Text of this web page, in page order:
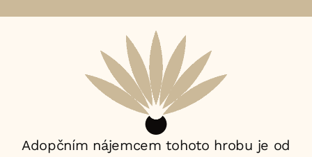
nájemce:
Adopčním nájemcem tohoto hrobu je od